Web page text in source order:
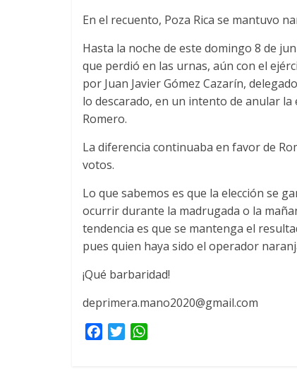
En el recuento, Poza Rica se mantuvo
Hasta la noche de este domingo 8 de
que perdió en las urnas, aún con el
por Juan Javier Gómez Cazarín,
lo descarado, en un intento de anular
Romero.
La diferencia continuaba en favor de
votos.
Lo que sabemos es que la elección se
ocurrir durante la madrugada o la
tendencia es que se mantenga el
pues quien haya sido el operador
¡Qué barbaridad!
deprimera.mano2020@gmail.com